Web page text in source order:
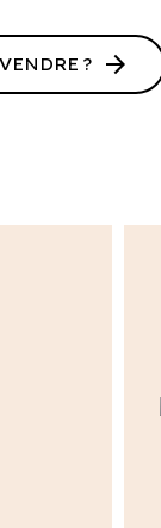
? arrow_forward